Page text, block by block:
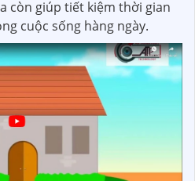
còn giúp tiết kiệm thời gian
cuộc sống hàng ngày.